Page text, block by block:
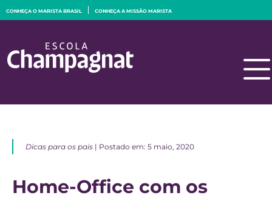
CONHEÇA O MARISTA BRASIL CONHEÇA A MISSÃO MARISTA
Dicas para os pais | Postado em: 5 maio, 2020
Home-Office com os